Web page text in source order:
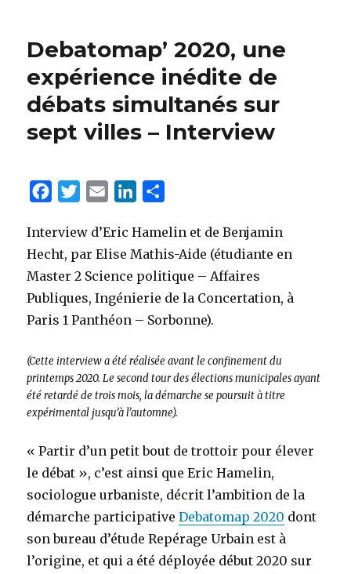
Debatomap’ 2020, une
expérience inédite de
débats simultanés sur
sept villes – Interview
c
e
b
o
o
T
i
t
t
e
r
a
i
l
n
k
e
d
I
r
t
a
g
e
Interview d’Eric Hamelin et de Benjamin
Hecht, par Elise Mathis-Aide (étudiante en
Master 2 Science politique – Affaires
Publiques, Ingénierie de la Concertation, à
Paris 1 Panthéon – Sorbonne).
(Cette interview a été réalisée avant le confinement du
printemps 2020. Le second tour des élections municipales ayant
été retardé de trois mois, la démarche se poursuit à titre
expérimental jusqu’à l’automne).
« Partir d’un petit bout de trottoir pour élever
le débat », c’est ainsi que Eric Hamelin,
sociologue urbaniste, décrit l’ambition de la
démarche participativeDebatomap 2020 dont
son bureau d’étude Repérage Urbain est à
l’origine, et qui a été déployée début 2020 sur